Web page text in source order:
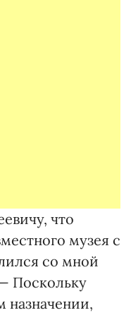
что
музея с
со мной
Поскольку
назначении,